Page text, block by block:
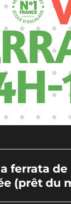
ferrata de
(prêt du